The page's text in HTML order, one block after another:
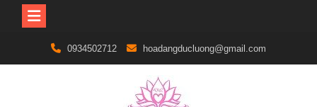
content
0934502712 hoadangducluong@gmail.com